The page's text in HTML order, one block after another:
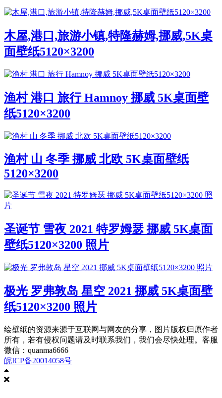
木屋,港口,旅游小镇,特隆赫姆,挪威,5K桌
面壁纸5120×3200
渔村 港口 旅行 Hamnoy 挪威 5K桌面壁
纸5120×3200
渔村 山 冬季 挪威 北欧 5K桌面壁纸
5120×3200
圣诞节 雪夜 2021 特罗姆瑟 挪威 5K桌面
壁纸5120×3200 照片
极光 罗弗敦岛 星空 2021 挪威 5K桌面壁
纸5120×3200 照片
绘壁纸的资源来源于互联网与网友的分享，图片版权归原作者
所有，若有侵权问题请及时联系我们，我们会尽快处理。客服
微信：quanma6666
皖ICP备20014058号